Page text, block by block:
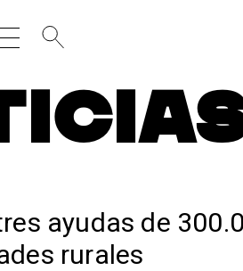
ayudas de
rurales